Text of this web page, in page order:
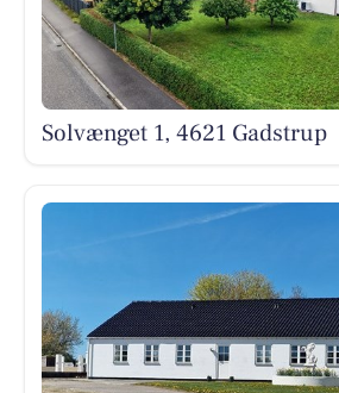
Solvænget 1, 4621 Gadstrup